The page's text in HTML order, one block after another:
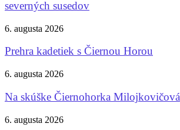
severných susedov
6. augusta 2026
Prehra kadetiek s Čiernou Horou
6. augusta 2026
Na skúške Čiernohorka Milojkovičová
6. augusta 2026